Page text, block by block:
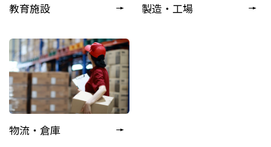
教育施設 製造・工場
物流・倉庫